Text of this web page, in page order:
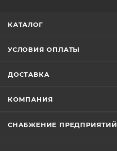
КАТАЛОГ
УСЛОВИЯ ОПЛАТЫ
ДОСТАВКА
КОМПАНИЯ
СНАБЖЕНИЕ ПРЕДПРИЯТИЙ